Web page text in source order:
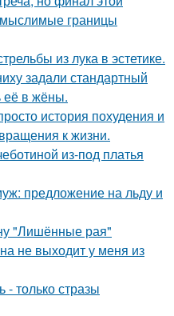
границы
из лука в эстетике.
задали стандартный
её в жёны.
история похудения и
к жизни.
из-под платья
предложение на льду и
"Лишённые рая"
не выходит у меня из
только стразы